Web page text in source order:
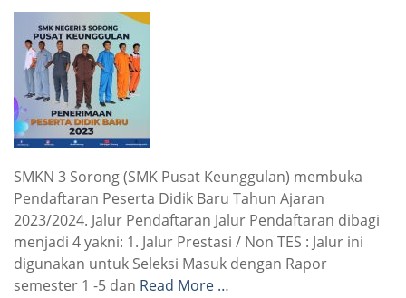
SMKN 3 Sorong (SMK Pusat Keunggulan) membuka
Pendaftaran Peserta Didik Baru Tahun Ajaran
2023/2024. Jalur Pendaftaran Jalur Pendaftaran dibagi
menjadi 4 yakni: 1. Jalur Prestasi / Non TES : Jalur ini
digunakan untuk Seleksi Masuk dengan Rapor
semester 1 -5 dan Read More …